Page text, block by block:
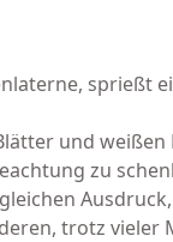
sprießt
und weißen
zu
trotz